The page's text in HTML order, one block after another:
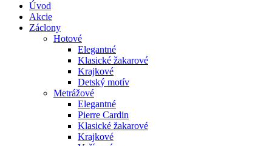
Úvod
Akcie
Záclony
Hotové
Elegantné
Klasické žakarové
Krajkové
Detský motív
Metrážové
Elegantné
Pierre Cardin
Klasické žakarové
Krajkové